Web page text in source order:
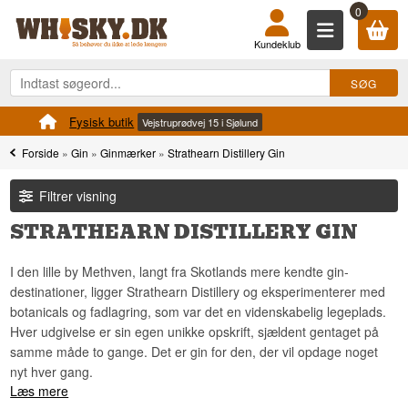
0
Kundeklub
Fysisk butik Vejstruprødvej 15 i Sjølund
Forside »Gin »Ginmærker »Strathearn Distillery Gin
Filtrer visning
STRATHEARN DISTILLERY GIN
I den lille by Methven, langt fra Skotlands mere kendte gin-
destinationer, ligger Strathearn Distillery og eksperimenterer med
botanicals og fadlagring, som var det en videnskabelig legeplads.
Hver udgivelse er sin egen unikke opskrift, sjældent gentaget på
samme måde to gange. Det er gin for den, der vil opdage noget
nyt hver gang.
Læs mere